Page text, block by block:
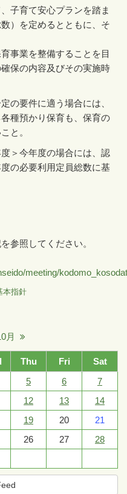
月
Thu Fri
Sat
5 6
7
12 13
14
19 20
21
26 27
28
育て安心プランを踏ま
）を定めるとともに、そ
業を整備することを目
保の内容及びその実施時
要件に適う場合には、
種預かり保育も、保育の
と。
今年度の場合には、認
の必要利用定員総数に基
参照してください。
meeting/
本指針